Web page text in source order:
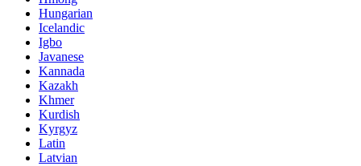
Hungarian
Icelandic
Igbo
Javanese
Kannada
Kazakh
Khmer
Kurdish
Kyrgyz
Latin
Latvian